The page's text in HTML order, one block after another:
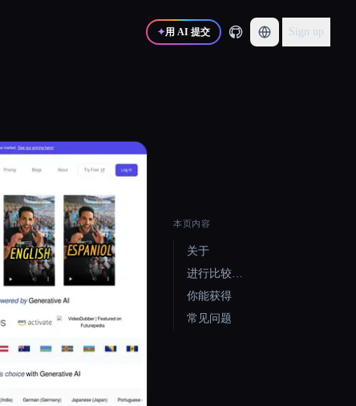
✦用 AI 提交 Sign up
本页内容
关于
进行比较…
你能获得
常见问题